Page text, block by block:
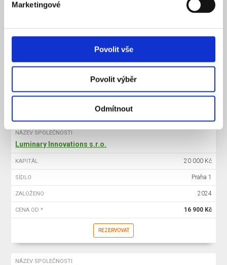
Marketingové
Povolit vše
Povolit výběr
Odmítnout
NÁZEV SPOLEČNOSTI
ZALOŽENO 2025
NÁZEV SPOLEČNOSTI
Luminary Innovations s.r.o.
KAPITÁL 20 000 Kč
SÍDLO Praha 1
ZALOŽENO 2024
CENA OD * 16 900 Kč
REZERVOVAT
NÁZEV SPOLEČNOSTI